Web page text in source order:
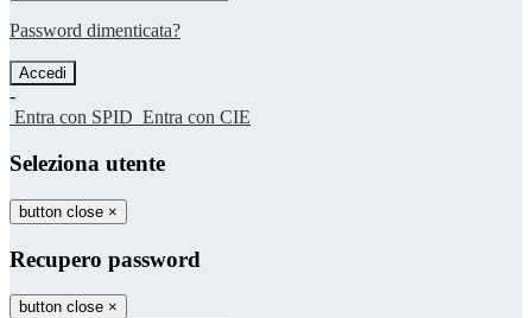
Password dimenticata?
-
Entra con SPID Entra con CIE
Seleziona utente
button close ×
Recupero password
button close ×